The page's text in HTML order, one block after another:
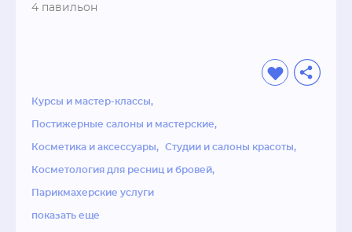
где вы можете приобрести
лечебные средства, а также серии по уходу за
руками и ногтями - масла для кутикул,
кусачки, пилочки и многое другое. В продаже
имеются профессиональные материалы для
заколках.Эксспрес - студия "Ирис" по
плетению кос находится в ТЦ" Мариэль "
рядом с м. Марьино. Это новое направление,
4 павильон
Курсы и мастер-классы
Постижерные салоны и мастерские
Косметика и аксессуары Студии и салоны красоты
Косметология для ресниц и бровей
Парикмахерские услуги
показать еще